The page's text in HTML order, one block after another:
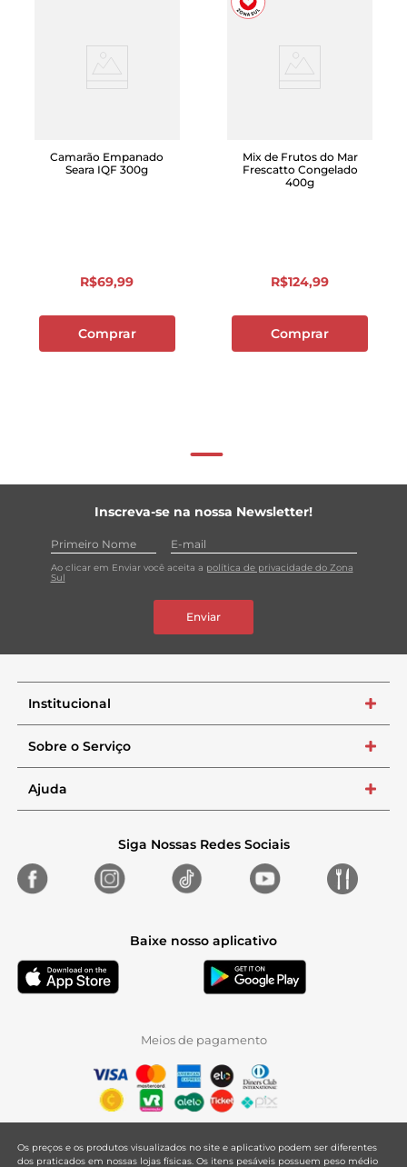
Camarão Empanado
Seara IQF 300g
R$69,99
Comprar
Mix de Frutos do Mar
Frescatto Congelado
400g
R$124,99
Comprar
Inscreva-se na nossa Newsletter!
Ao clicar em Enviar você aceita a política de privacidade do Zona
Sul
Enviar
Institucional +
Sobre o Serviço +
Ajuda +
Siga Nossas Redes Sociais
Baixe nosso aplicativo
Meios de pagamento
Os preços e os produtos visualizados no site e aplicativo podem ser diferentes
dos praticados em nossas lojas físicas. Os itens pesáveis possuem peso médio